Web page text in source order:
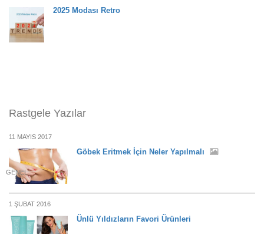
2025 Modası Retro
Rastgele Yazılar
11 MAYIS 2017
GENEL
Göbek Eritmek İçin Neler Yapılmalı
1 ŞUBAT 2016
Ünlü Yıldızların Favori Ürünleri